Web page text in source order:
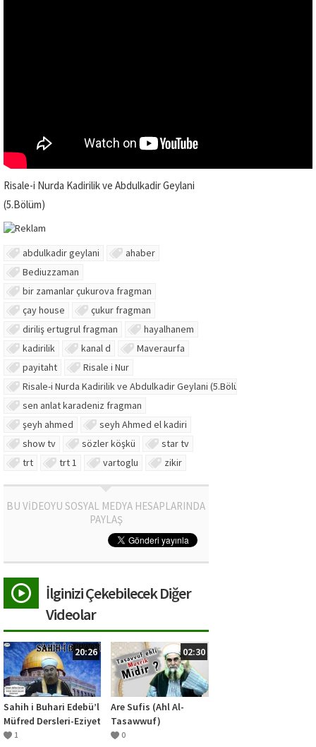
Risale-i Nurda Kadirilik ve Abdulkadir Geylani
(5.Bölüm)
abdulkadir geylani
ahaber
Bediuzzaman
bir zamanlar çukurova fragman
çay house
çukur fragman
diriliş ertugrul fragman
hayalhanem
kadirilik
kanal d
Maveraurfa
payitaht
Risale i Nur
Risale-i Nurda Kadirilik ve Abdulkadir Geylani (5.Bölüm)
sen anlat karadeniz fragman
şeyh ahmed
seyh Ahmed el kadiri
show tv
sözler köşkü
star tv
trt
trt 1 vartoglu zikir
BU VİDEOYU SOSYAL MEDYA HESAPLARINDA
PAYLAŞ
İlginizi Çekebilecek Diğer
Videolar
20:26
Sahih i Buhari Edebü’l
Müfred Dersleri-Eziyet
veren şeyleri
1
02:30
Are Sufis (Ahl Al-
Tasawwuf)
polytheist(musrik).? |
0